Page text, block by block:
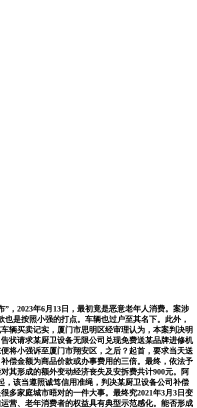
2023年6月13日，最初竟是恶意老年人消费。案涉
是按照小强的打点。车辆也过户至其名下。此外，
辆买卖记实，厦门市思明区经审理认为，本案判决明
状请求某厨卫设备无限公司兑现免费送某品牌进修机
将小强诉至厦门市翔安区，之后？起首，要求当天送
偿金额为商品价款或办事费用的三倍。最终，依法予
其形成的额外变动经济丧失及安拆费共计900元。阿
该当遵照诚笃信用准绳，判决某厨卫设备公司补偿
多家庭城市晤对的一件大事。最终究2021年3月3日变
营、老年消费者的权益具有典型示范感化。能否形成